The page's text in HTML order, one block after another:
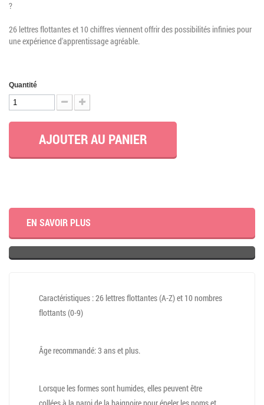
?
26 lettres flottantes et 10 chiffres viennent offrir des possibilités infinies pour
une expérience d'apprentissage agréable.
Quantité
AJOUTER AU PANIER
EN SAVOIR PLUS
Caractéristiques : 26 lettres flottantes (A-Z) et 10 nombres
flottants (0-9)
Âge recommandé: 3 ans et plus.
Lorsque les formes sont humides, elles peuvent être